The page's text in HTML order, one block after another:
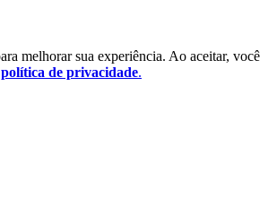
melhorar sua experiência. Ao aceitar, você
política de privacidade.